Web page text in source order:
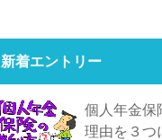
新着エントリー
個人年金保
理由を３つ